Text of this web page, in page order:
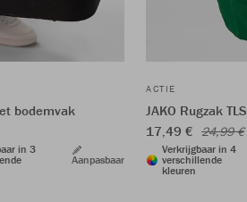
bodemvak
in 3
Aanpasbaar
ACTIE
JAKO Rugzak TLS
17,49 € 24,99 €
Verkrijgbaar in 4
verschillende
kleuren